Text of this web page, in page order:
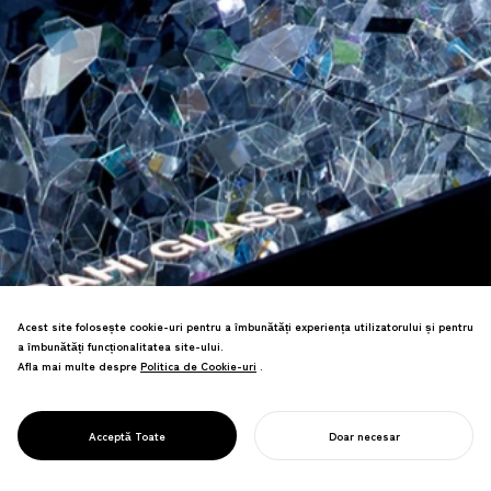
PROJECT
AMORF
din anul precedent, primind multiple
premii de design.
Acest site folosește cookie-uri pentru a îmbunătăți experiența utilizatorului și pentru
a îmbunătăți funcționalitatea site-ului.
Afla mai multe despre Politica de Cookie-uri
Politica de Cookie-uri .
Acceptă Toate Doar necesar